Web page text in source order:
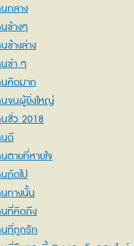
กลาง
ข้างๆ
ข้างล่าง
ขำ ๆ
คิดมาก
จนผู้ยิ่งใหญ่
ชั่ว 2018
ดี
ตายที่หายใจ
ถัดไป
ทางนั้น
ที่คิดถึง
ที่ถูกรัก